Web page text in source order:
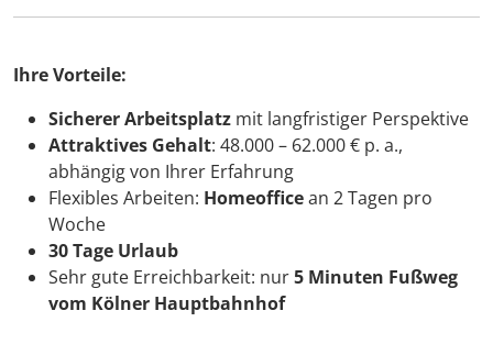
Ihre Vorteile:
Sicherer Arbeitsplatz mit langfristiger Perspektive
Attraktives Gehalt: 48.000 – 62.000 € p. a.,
abhängig von Ihrer Erfahrung
Flexibles Arbeiten: Homeofficean 2 Tagen pro
Woche
30 Tage Urlaub
Sehr gute Erreichbarkeit: nur5 Minuten Fußweg
vom Kölner Hauptbahnhof